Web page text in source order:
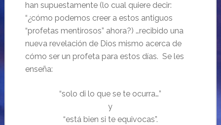
han supuestamente (lo cual quiere decir:
“¿cómo podemos creer a estos antiguos
“profetas mentirosos” ahora?) …recibido una
nueva revelación de Dios mismo acerca de
cómo ser un profeta para estos días. Se les
enseña:
“solo di lo que se te ocurra…”
y
“está bien si te equivocas”.